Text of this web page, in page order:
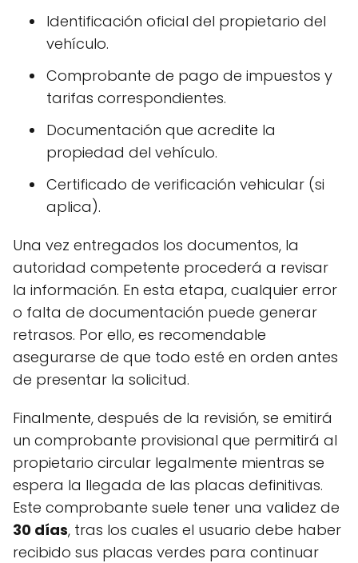
Identificación oficial del propietario del
vehículo.
Comprobante de pago de impuestos y
tarifas correspondientes.
Documentación que acredite la
propiedad del vehículo.
Certificado de verificación vehicular (si
aplica).
Una vez entregados los documentos, la
autoridad competente procederá a revisar
la información. En esta etapa, cualquier error
o falta de documentación puede generar
retrasos. Por ello, es recomendable
asegurarse de que todo esté en orden antes
de presentar la solicitud.
Finalmente, después de la revisión, se emitirá
un comprobante provisional que permitirá al
propietario circular legalmente mientras se
espera la llegada de las placas definitivas.
Este comprobante suele tener una validez de
30 días, tras los cuales el usuario debe haber
recibido sus placas verdes para continuar